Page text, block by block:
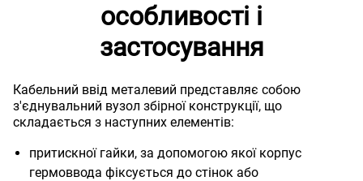
особливості і
застосування
Кабельний ввід металевий представляє собою
з'єднувальний вузол збірної конструкції, що
складається з наступних елементів:
притискної гайки, за допомогою якої корпус
гермоввода фіксується до стінок або